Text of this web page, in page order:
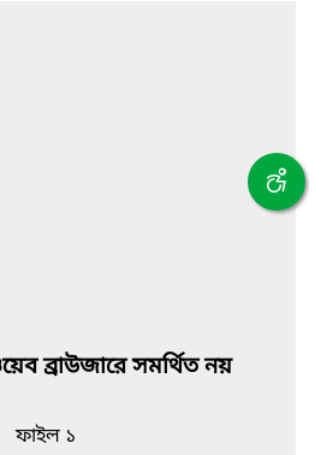
ব্রাউজারে সমর্থিত নয়
ফাইল ১